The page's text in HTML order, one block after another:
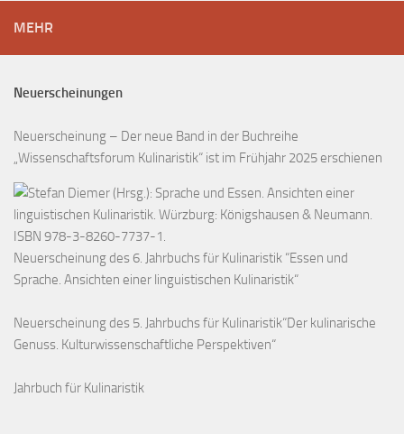
MEHR
Neuerscheinungen
Neuerscheinung – Der neue Band in der Buchreihe
„Wissenschaftsforum Kulinaristik“ ist im Frühjahr 2025 erschienen
Neuerscheinung des 6. Jahrbuchs für Kulinaristik “Essen und
Sprache. Ansichten einer linguistischen Kulinaristik“
Neuerscheinung des 5. Jahrbuchs für Kulinaristik“Der kulinarische
Genuss. Kulturwissenschaftliche Perspektiven“
Jahrbuch für Kulinaristik